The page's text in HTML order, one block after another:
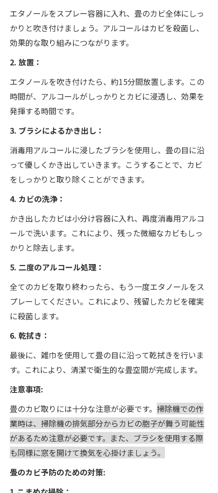
エタノールをスプレー容器に入れ、畳のカビ全体にしっ
かりと吹き付けましょう。アルコールはカビを殺菌し、
効果的な取り組みにつながります。
2. 放置：
エタノールを吹き付けたら、約15分間放置します。この
時間が、アルコールがしっかりとカビに浸透し、効果を
発揮する時間です。
3. ブラシによるかき出し：
消毒用アルコールに浸したブラシを使用し、畳の目に沿
って優しくかき出していきます。こうすることで、カビ
をしっかりと取り除くことができます。
4. カビの洗浄：
かき出したカビは小分け容器に入れ、再度消毒用アルコ
ールで洗います。これにより、残った微細なカビもしっ
かりと除去します。
5. 二度のアルコール処理：
全てのカビを取り終わったら、もう一度エタノールをス
プレーしてください。これにより、残留したカビを確実
に殺菌します。
6. 乾拭き：
最後に、雑巾を使用して畳の目に沿って乾拭きを行いま
す。これにより、清潔で衛生的な畳空間が完成します。
注意事項:
畳のカビ取りには十分な注意が必要です。 掃除機での作
業時は、掃除機の排気部分からカビの胞子が舞う可能性
があるため注意が必要です。また、ブラシを使用する際
も同様に窓を開けて換気を心掛けましょう。
畳のカビ予防のための対策: